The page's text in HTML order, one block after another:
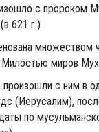
с пророком
621 г.)
Милостью миров
с ним в
(Иерусалим),
по